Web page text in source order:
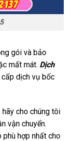
gói và bảo
mất mát. Dịch
dịch vụ bốc
cho chúng tôi
vận chuyển.
hợp nhất cho